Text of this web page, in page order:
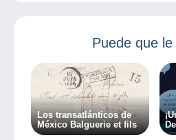
Puede que
Los transatlánticos de
México Balguerie et fils